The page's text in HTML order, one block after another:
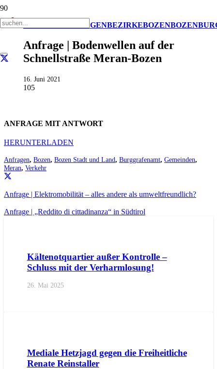
AKTUELL ANFRAGENBEZIRKEBOZENBOZEN
Anfrage | Bodenwellen auf der
Schnellstraße Meran-Bozen
16. Juni 2021
105
ANFRAGE MIT ANTWORT
HERUNTERLADEN
Anfragen, Bozen, Bozen Stadt und Land, Burggrafenamt, Gemeinden,
Meran, Verkehr
Anfrage | Elektromobilität – alles andere als umweltfreundlich?
Anfrage | „Reddito di cittadinanza“ in Südtirol
Kältenotquartier außer Kontrolle –
Schluss mit der Verharmlosung!
26. Mai 2025
Mediale Hetzjagd gegen die Freiheitliche
Renate Reinstaller